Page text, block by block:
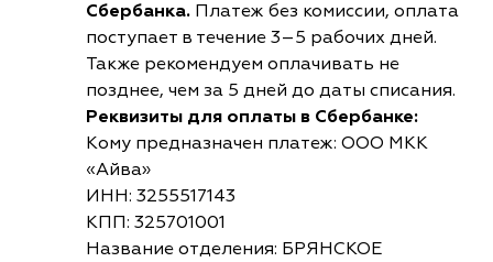
Сбербанка. Платеж без комиссии, оплата
поступает в течение 3–5 рабочих дней.
Также рекомендуем оплачивать не
позднее, чем за 5 дней до даты списания.
Реквизиты для оплаты в Сбербанке:
Кому предназначен платеж: ООО МКК
«Айва»
ИНН: 3255517143
КПП: 325701001
Название отделения: БРЯНСКОЕ